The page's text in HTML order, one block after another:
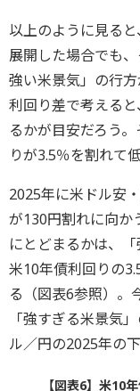
以上のように見る
展開した場合でも
強い米景気」の行
利回り差で考える
るかが目安だろう
りが3.5％を割れて
2025年に米ドル安
が130円割れに向か
にとどまるかは、
米10年債利回りの
る（図表6参照）。
「強すぎる米景気
ル／円の2025年の
【図表6】米10